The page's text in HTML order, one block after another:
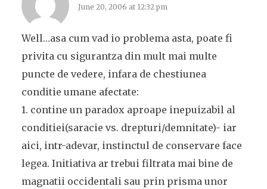
June 20, 2006 at 12:32 pm
Well…asa cum vad io problema asta, poate fi
privita cu sigurantza din mult mai multe
puncte de vedere, infara de chestiunea
conditie umane afectate:
1. contine un paradox aproape inepuizabil al
conditiei(saracie vs. drepturi/demnitate)- iar
aici, intr-adevar, instinctul de conservare face
legea. Initiativa ar trebui filtrata mai bine de
magnatii occidentali sau prin prisma unor